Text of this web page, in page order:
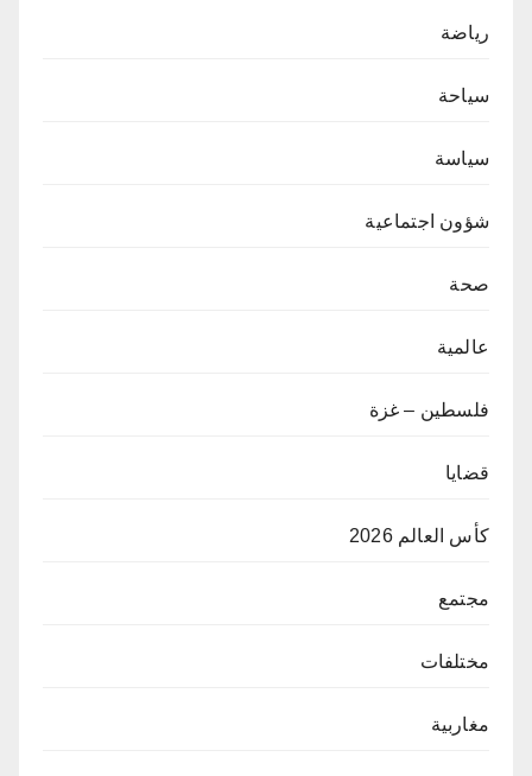
رياضة
سياحة
سياسة
شؤون اجتماعية
صحة
عالمية
فلسطين – غزة
قضايا
كأس العالم 2026
مجتمع
مختلفات
مغاربية